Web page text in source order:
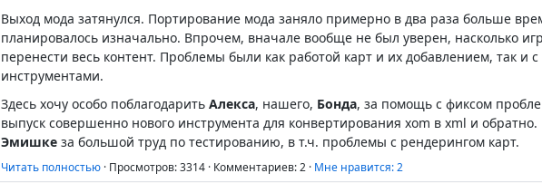
Читать полностью · Просмотров: 3314 · Комментариев: 2 · Mне нравится:2
Выход мода затянулся. Портирование мода заняло примерно в два раза больше
планировалось изначально. Впрочем, вначале вообще не был уверен, насколько
перенести весь контент. Проблемы были как работой карт и их добавлением, так и
инструментами.
Здесь хочу особо поблагодарить Алекса, нашего, Бонда, за помощь с фиксом
выпуск совершенно нового инструмента для конвертирования xom в xml и
Эмишке за большой труд по тестированию, в т.ч. проблемы с рендерингом карт.